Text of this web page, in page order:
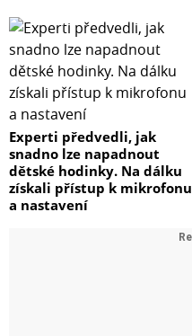
Experti předvedli, jak
snadno lze napadnout
dětské hodinky. Na dálku
získali přístup k mikrofonu
a nastavení